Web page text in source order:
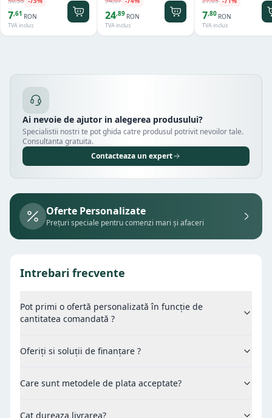
7,61 RON
TVA inclus
mm
24,89 RON
TVA inclus
7,80 RON
TVA inclus
Ai nevoie de ajutor in alegerea produsului?
Specialistii nostri te pot ghida catre produsul potrivit nevoilor tale.
Consultanta gratuita.
Contacteaza un expert
Oferte Personalizate
Prețuri speciale pentru comenzi mari și afaceri
Intrebari frecvente
Pot primi o ofertă personalizată în funcție de
cantitatea comandată ?
Oferiți si soluții de finanțare ?
Care sunt metodele de plata acceptate?
Cat dureaza livrarea?